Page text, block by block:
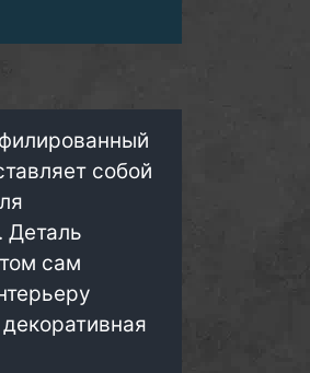
собой
Деталь
сам